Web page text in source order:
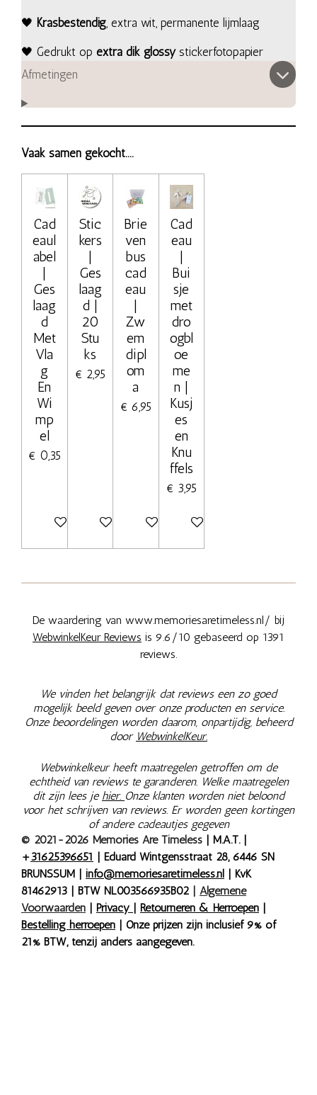
🖤 Krasbestendig , extra wit, permanente lijmlaag
🖤 Gedrukt op extra dik glossy stickerfotopapier
Afmetingen
Vaak samen gekocht....
Cad
eaul
abel
|
Ges
laag
d
Met
Vla
g
En
Wi
mp
el
€ 0,35
In winkelwagen
Stic
kers
|
Ges
laag
d |
20
Stu
ks
€ 2,95
In winkelwagen
Brie
ven
bus
cad
eau
|
Zw
em
dipl
om
a
€ 6,95
Bekijk details
Cad
eau
|
Bui
sje
met
dro
ogbl
oe
me
n |
Kusj
es
en
Knu
ffels
€ 3,95
Bekijk details
De waardering van www.memoriesaretimeless.nl/ bij
WebwinkelKeur Reviews is 9.6/10 gebaseerd op 1391
reviews.
We vinden het belangrijk dat reviews een zo goed
mogelijk beeld geven over onze producten en service.
Onze beoordelingen worden daarom, onpartijdig, beheerd
door WebwinkelKeur.
Webwinkelkeur heeft maatregelen getroffen om de
echtheid van reviews te garanderen. Welke maatregelen
dit zijn lees je hier. Onze klanten worden niet beloond
voor het schrijven van reviews. Er worden geen kortingen
of andere cadeautjes gegeven
© 2021-2026 Memories Are Timeless | M.A.T. |
+31625396651 | Eduard Wintgensstraat 28, 6446 SN
BRUNSSUM | info@memoriesaretimeless.nl | KvK
81462913 | BTW NL003566935B02 | Algemene
Voorwaarden | Privacy | Retourneren & Herroepen |
Bestelling herroepen | Onze prijzen zijn inclusief 9% of
21% BTW, tenzij anders aangegeven.